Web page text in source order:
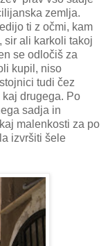
zemlja.
ti z očmi, kam
sir ali karkoli takoj
se odločiš za
kupil, niso
tudi čez
drugega. Po
sadja in
malenkosti za po
izvršiti šele